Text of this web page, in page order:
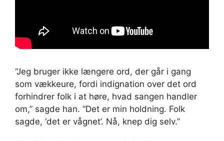
“Jeg bruger ikke længere ord, der går i gang
som vækkeure, fordi indignation over det ord
forhindrer folk i at høre, hvad sangen handler
om,” sagde han. “Det er min holdning. Folk
sagde, ‘det er vågnet’. Nå, knep dig selv.”